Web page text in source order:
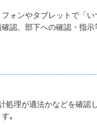
ォンやタブレットで「い
認、部下への確認・指示
理が適法かなどを確認し
｡